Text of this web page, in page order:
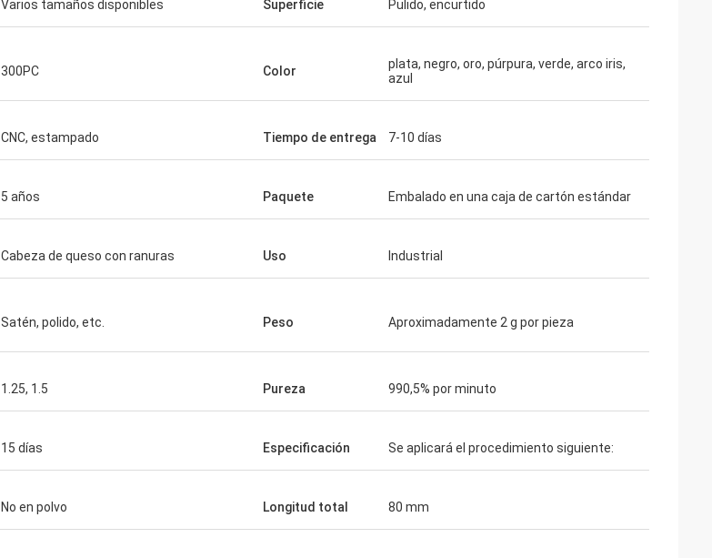
Varios tamaños disponibles Superficie Pulido, encurtido
300PC Color
plata, negro, oro, púrpura, verde, arco iris,
azul
CNC, estampado Tiempo de entrega 7-10 días
5 años Paquete Embalado en una caja de cartón estándar
Cabeza de queso con ranuras Uso Industrial
Satén, polido, etc. Peso Aproximadamente 2 g por pieza
1.25, 1.5 Pureza 990,5% por minuto
15 días Especificación Se aplicará el procedimiento siguiente:
No en polvo Longitud total 80 mm